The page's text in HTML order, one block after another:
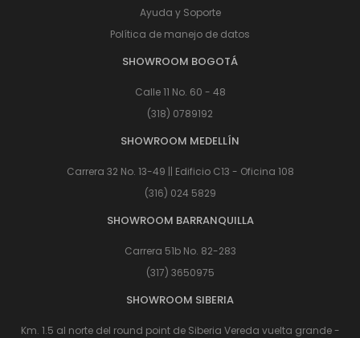
Ayuda y Soporte
Política de manejo de datos
SHOWROOM BOGOTÁ
Calle 11 No. 60 - 48
(318) 0789192
SHOWROOM MEDELLÍN
Carrera 32 No. 13-49 || Edificio C13 - Oficina 108
(316) 024 5829
SHOWROOM BARRANQUILLA
Carrera 51b No. 82-283
(317) 3650975
SHOWROOM SIBERIA
Km. 1.5 al norte del round point de Siberia Vereda vuelta grande -